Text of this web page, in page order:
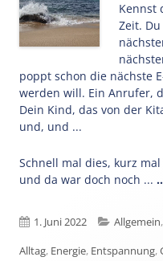
Kennst
Zeit.
poppt schon die nächste
werden will. Ein Anrufer,
Dein Kind, das von der
und, und ...
Schnell mal dies, kurz
und da war doch noch ...
Veröffentlicht
am
1. Juni 2022 Kategorien
Allgemein,
Alltag, Energie, Entspannung,